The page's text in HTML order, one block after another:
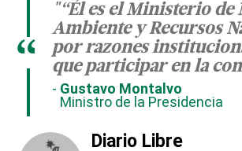
"“Él es el Ministerio de
Ambiente y Recursos
por razones
que participar en la
Gustavo Montalvo
Ministro de la Presidencia
“
Diario Libre